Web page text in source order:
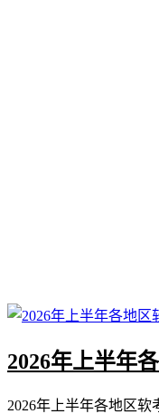
2026年上半年
2026年上半年各地区软